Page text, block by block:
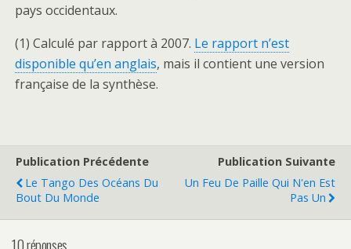
pays occidentaux.
(1) Calculé par rapport à 2007. Le rapport n’est
disponible qu’en anglais, mais il contient une version
française de la synthèse.
Publication Précédente
Le Tango Des Océans Du
Bout Du Monde
Publication Suivante
Un Feu De Paille Qui N'en Est
Pas Un